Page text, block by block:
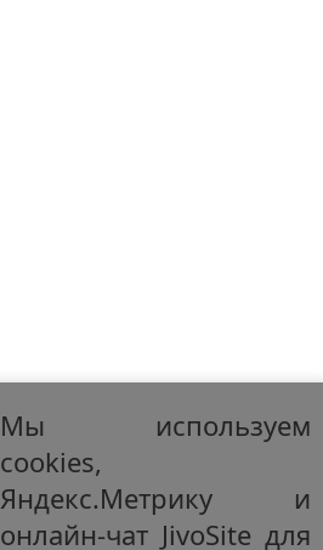
Мы используем
cookies,
Яндекс.Метрику и
онлайн-чат JivoSite для